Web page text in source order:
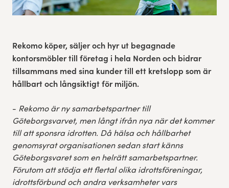
Rekomo köper, säljer och hyr ut begagnade
kontorsmöbler till företag i hela Norden och bidrar
tillsammans med sina kunder till ett kretslopp som är
hållbart och långsiktigt för miljön.
- Rekomo är ny samarbetspartner till
Göteborgsvarvet, men långt ifrån nya när det kommer
till att sponsra idrotten. Då hälsa och hållbarhet
genomsyrat organisationen sedan start känns
Göteborgsvaret som en helrätt samarbetspartner.
Förutom att stödja ett flertal olika idrottsföreningar,
idrottsförbund och andra verksamheter vars